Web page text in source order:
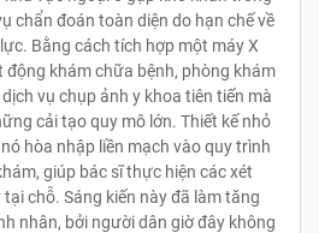
chẩn đoán toàn diện do hạn chế về
Bằng cách tích hợp một máy X
khám chữa bệnh, phòng khám
vụ chụp ảnh y khoa tiên tiến mà
cải tạo quy mô lớn. Thiết kế nhỏ
hòa nhập liền mạch vào quy trình
giúp bác sĩ thực hiện các xét
chỗ. Sáng kiến này đã làm tăng
nhân, bởi người dân giờ đây không